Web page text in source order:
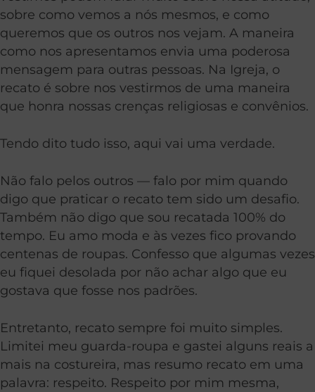
sobre como vemos a nós mesmos, e como
queremos que os outros nos vejam. A maneira
como nos apresentamos envia uma poderosa
mensagem para outras pessoas. Na Igreja, o
recato é sobre nos vestirmos de uma maneira
que honra nossas crenças religiosas e convênios.
Tendo dito tudo isso, aqui vai uma verdade.
Não falo pelos outros — falo por mim quando
digo que praticar o recato tem sido um desafio.
Também não digo que sou recatada 100% do
tempo. Eu amo moda e às vezes fico provando
centenas de roupas. Confesso que algumas vezes
eu fiquei desolada por não achar algo que eu
gostava que fosse nos padrões.
Entretanto, recato sempre foi muito simples.
Limitei meu guarda-roupa e gastei alguns reais a
mais na costureira, mas resumo recato em uma
palavra: respeito. Respeito por mim mesma,